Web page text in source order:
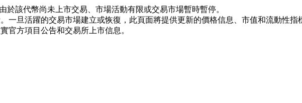
於該代幣尚未上市交易、市場活動有限或交易市場暫時暫停。
一旦活躍的交易市場建立或恢復，此頁面將提供更新的價格信息、市值和流動性指
官方項目公告和交易所上市信息。